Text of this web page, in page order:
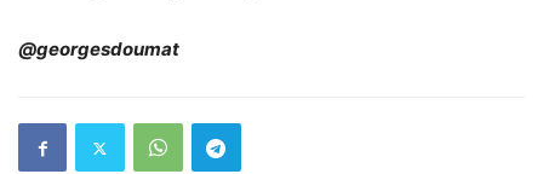
@georgesdoumat